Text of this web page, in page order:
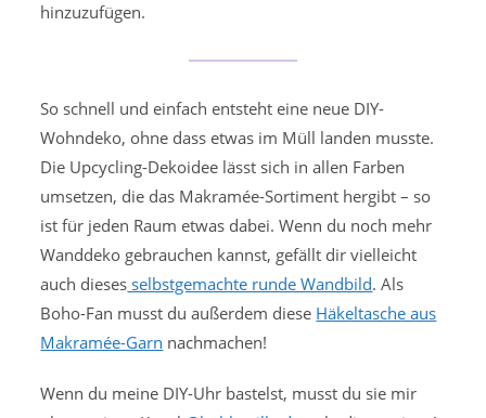
hinzuzufügen.
So schnell und einfach entsteht eine neue DIY-
Wohndeko, ohne dass etwas im Müll landen musste.
Die Upcycling-Dekoidee lässt sich in allen Farben
umsetzen, die das Makramée-Sortiment hergibt – so
ist für jeden Raum etwas dabei. Wenn du noch mehr
Wanddeko gebrauchen kannst, gefällt dir vielleicht
auch dieses selbstgemachte runde Wandbild. Als
Boho-Fan musst du außerdem diese Häkeltasche aus
Makramée-Garn nachmachen!
Wenn du meine DIY-Uhr bastelst, musst du sie mir